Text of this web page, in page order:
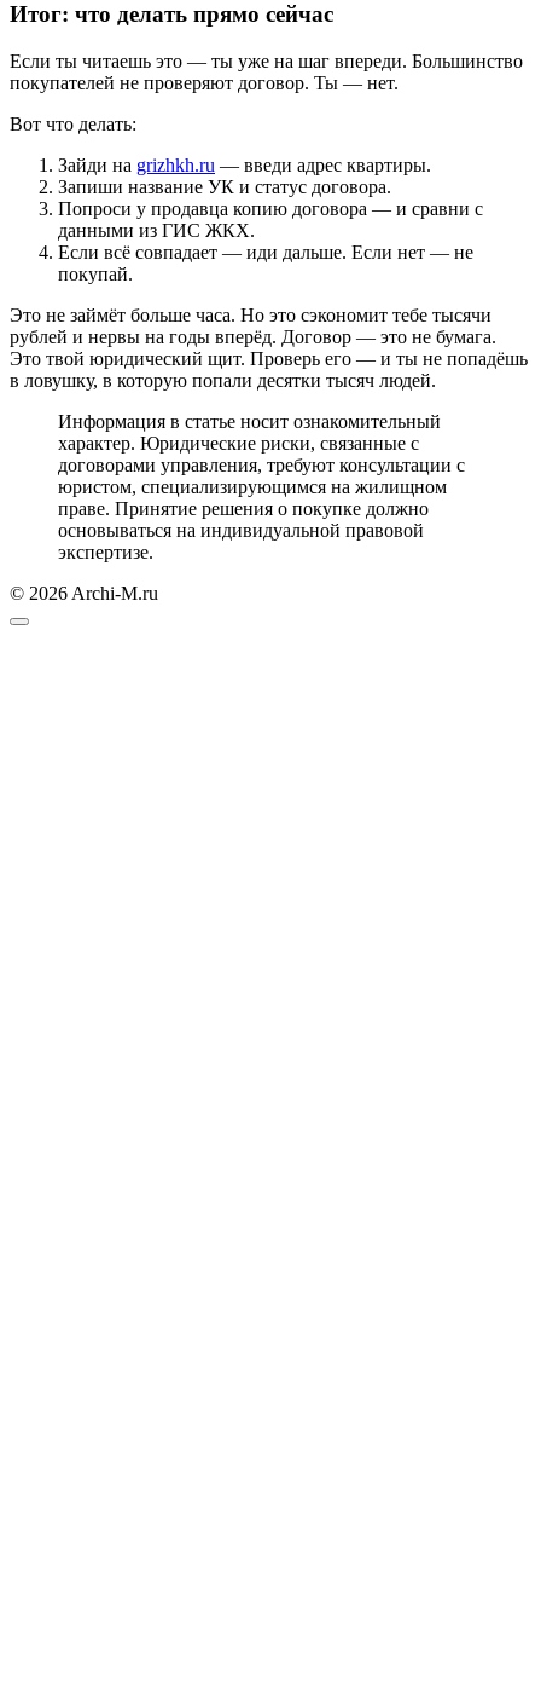
Итог: что делать прямо сейчас
Если ты читаешь это — ты уже на шаг впереди. Большинство
покупателей не проверяют договор. Ты — нет.
Вот что делать:
Зайди на grizhkh.ru — введи адрес квартиры.
Запиши название УК и статус договора.
Попроси у продавца копию договора — и сравни с
данными из ГИС ЖКХ.
Если всё совпадает — иди дальше. Если нет — не
покупай.
Это не займёт больше часа. Но это сэкономит тебе тысячи
рублей и нервы на годы вперёд. Договор — это не бумага.
Это твой юридический щит. Проверь его — и ты не попадёшь
в ловушку, в которую попали десятки тысяч людей.
Информация в статье носит ознакомительный
характер. Юридические риски, связанные с
договорами управления, требуют консультации с
юристом, специализирующимся на жилищном
праве. Принятие решения о покупке должно
основываться на индивидуальной правовой
экспертизе.
© 2026 Archi-M.ru